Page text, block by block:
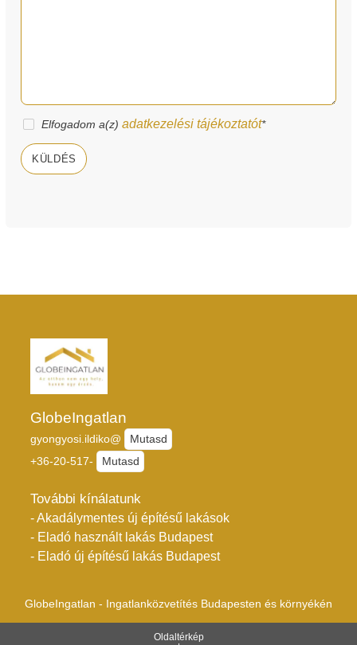
Elfogadom a(z) adatkezelési tájékoztatót*
KÜLDÉS
GlobeIngatlan
gyongyosi.ildiko@
Mutasd
+36-20-517-
Mutasd
További kínálatunk
- Akadálymentes új építésű lakások
- Eladó használt lakás Budapest
- Eladó új építésű lakás Budapest
GlobeIngatlan - Ingatlanközvetítés Budapesten és környékén
Oldaltérkép